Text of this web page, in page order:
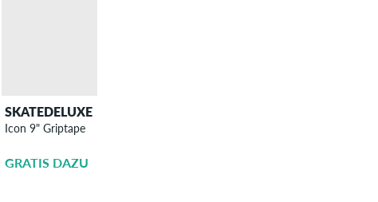
SKATEDELUXE
Icon 9" Griptape
GRATIS DAZU